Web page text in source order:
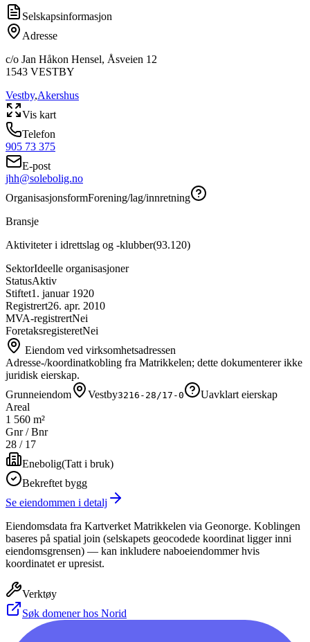
Selskapsinformasjon
Adresse
c/o Jan Håkon Hensel, Åsveien 12
1543 VESTBY
Vestby,Akershus
Vis kart
Telefon
905 73 375
E-post
jhh@solebolig.no
OrganisasjonsformForening/lag/innretning
Bransje
Aktiviteter i idrettslag og -klubber(93.120)
SektorIdeelle organisasjoner
StatusAktiv
Stiftet1. januar 1920
Registrert26. apr. 2010
MVA-registrertNei
ForetaksregisteretNei
Eiendom ved virksomhetsadressen
Adresse-/koordinatkobling fra Matrikkelen; dette dokumenterer ikke
juridisk eierskap.
Grunneiendom
Vestby3216-28/17-0
Uavklart eierskap
Areal
1 560 m²
Gnr / Bnr
28 / 17
Enebolig(Tatt i bruk)
Bekreftet bygg
Se eiendommen i detalj
Eiendomsdata fra Kartverket Matrikkelen via Geonorge. Koblingen
baseres på spatial join (selskapets geocodede koordinat ligger inni
eiendomsgrensen) — kan inkludere naboeiendommer hvis
koordinatet er upresist.
Verktøy
Søk domener hos Norid